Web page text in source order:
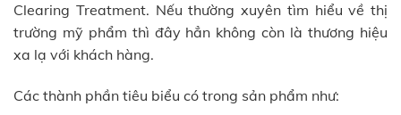
Clearing Treatment. Nếu thường xuyên tìm hiểu về thị
trường mỹ phẩm thì đây hẳn không còn là thương hiệu
xa lạ với khách hàng.
Các thành phần tiêu biểu có trong sản phẩm như: